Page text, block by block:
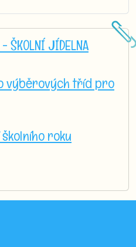
JÍDELNA
výběrových tříd pro
roku